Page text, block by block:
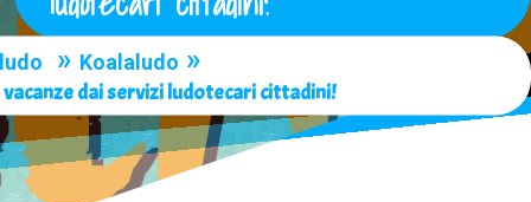
» Koalaludo »
dai servizi ludotecari cittadini!